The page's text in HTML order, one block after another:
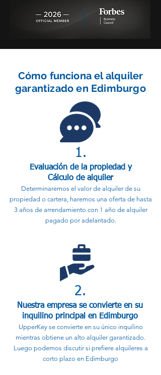
Cómo funciona el alquiler
garantizado en Edimburgo
1.
Evaluación de la propiedad y
Cálculo de alquiler
UpperKey se convierte en su único inquilino
mientras obtiene un alto alquiler garantizado.
Luego podemos discutir si prefiere alquileres a
corto plazo en Edimburgo
2.
Nuestra empresa se convierte en su
inquilino principal en Edimburgo
Determinaremos el valor de alquiler de su
propiedad o cartera, haremos una oferta de hasta
3 años de arrendamiento con 1 año de alquiler
pagado por adelantado.